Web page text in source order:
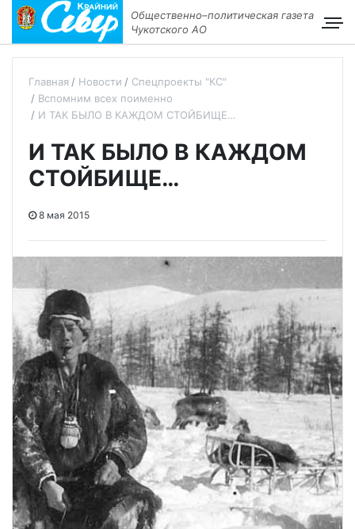
Общественно–политическая газета
Чукотского АО
Главная Новости
Спецпроекты "КС"
Вспомним всех поименно
И ТАК БЫЛО В КАЖДОМ СТОЙБИЩЕ…
И ТАК БЫЛО В КАЖДОМ
СТОЙБИЩЕ…
8 мая 2015